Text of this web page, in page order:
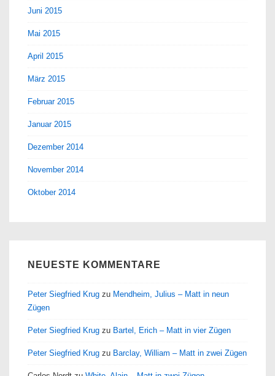
Juni 2015
Mai 2015
April 2015
März 2015
Februar 2015
Januar 2015
Dezember 2014
November 2014
Oktober 2014
NEUESTE KOMMENTARE
Peter Siegfried Krug zu Mendheim, Julius – Matt in neun
Zügen
Peter Siegfried Krug zu Bartel, Erich – Matt in vier Zügen
Peter Siegfried Krug zu Barclay, William – Matt in zwei Zügen